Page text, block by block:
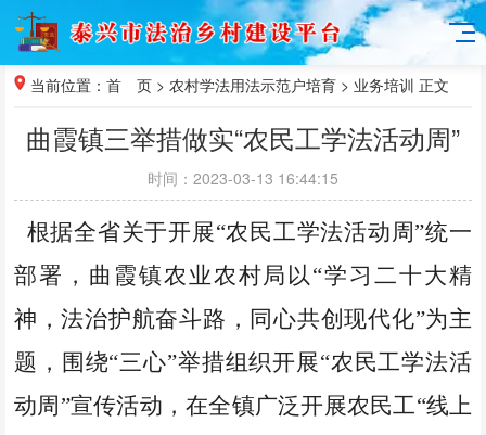
当前位置： 首 页 > 农村学法用法示范户培育 > 业务培训 正文
曲霞镇三举措做实“农民工学法活动周”
时间：2023-03-13 16:44:15
根据全省关于开展“农民工学法活动周”统一
部署，曲霞镇农业农村局以“学习二十大精
神，法治护航奋斗路，同心共创现代化”为主
题，围绕“三心”举措组织开展“农民工学法活
动周”宣传活动，在全镇广泛开展农民工“线上